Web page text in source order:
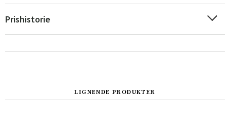
Suomi
Prishistorie
LIGNENDE PRODUKTER